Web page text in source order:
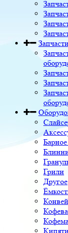
Грили
Другое